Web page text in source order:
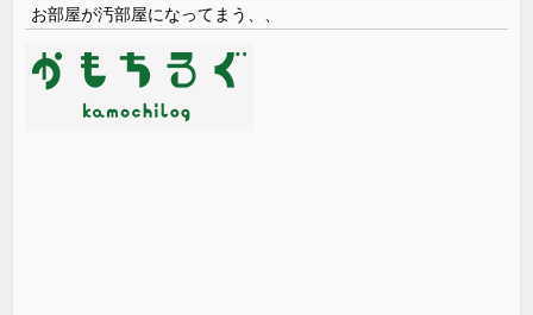
お部屋が汚部屋になってまう、、